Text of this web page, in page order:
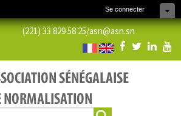
Se connecter
(221) 33 829 58 25/asn@asn.sn